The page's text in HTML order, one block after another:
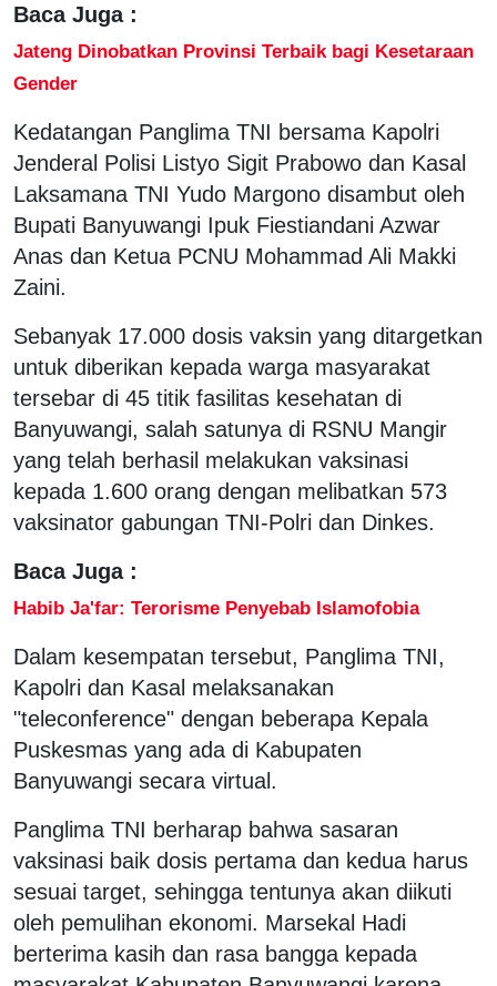
Baca Juga :
Jateng Dinobatkan Provinsi Terbaik bagi Kesetaraan
Gender
Kedatangan Panglima TNI bersama Kapolri
Jenderal Polisi Listyo Sigit Prabowo dan Kasal
Laksamana TNI Yudo Margono disambut oleh
Bupati Banyuwangi Ipuk Fiestiandani Azwar
Anas dan Ketua PCNU Mohammad Ali Makki
Zaini.
Sebanyak 17.000 dosis vaksin yang ditargetkan
untuk diberikan kepada warga masyarakat
tersebar di 45 titik fasilitas kesehatan di
Banyuwangi, salah satunya di RSNU Mangir
yang telah berhasil melakukan vaksinasi
kepada 1.600 orang dengan melibatkan 573
vaksinator gabungan TNI-Polri dan Dinkes.
Baca Juga :
Habib Ja'far: Terorisme Penyebab Islamofobia
Dalam kesempatan tersebut, Panglima TNI,
Kapolri dan Kasal melaksanakan
"teleconference" dengan beberapa Kepala
Puskesmas yang ada di Kabupaten
Banyuwangi secara virtual.
Panglima TNI berharap bahwa sasaran
vaksinasi baik dosis pertama dan kedua harus
sesuai target, sehingga tentunya akan diikuti
oleh pemulihan ekonomi. Marsekal Hadi
berterima kasih dan rasa bangga kepada